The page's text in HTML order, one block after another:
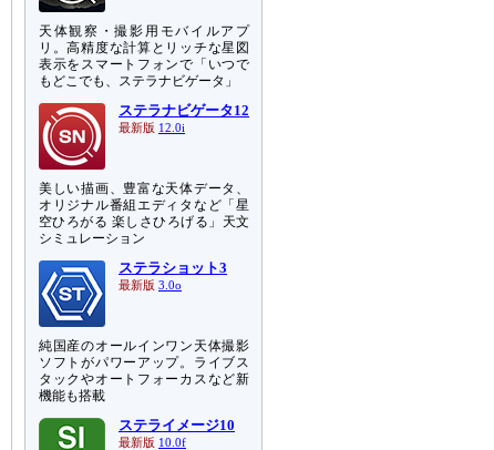
天体観察・撮影用モバイルアプ
リ。高精度な計算とリッチな星図
表示をスマートフォンで「いつで
もどこでも、ステラナビゲータ」
ステラナビゲータ12
最新版 12.0i
美しい描画、豊富な天体データ、
オリジナル番組エディタなど「星
空ひろがる 楽しさひろげる」天文
シミュレーション
ステラショット3
最新版 3.0o
純国産のオールインワン天体撮影
ソフトがパワーアップ。ライブス
タックやオートフォーカスなど新
機能も搭載
ステライメージ10
最新版 10.0f